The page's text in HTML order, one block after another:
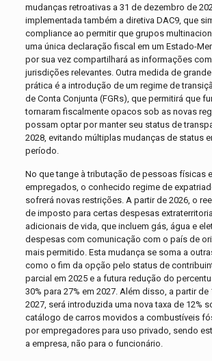
mudanças retroativas a 31 de dezembro de
implementada também a diretiva DAC9, que
compliance ao permitir que grupos
uma única declaração fiscal em um Estado-
por sua vez compartilhará as informações
jurisdições relevantes. Outra medida de
prática é a introdução de um regime de
de Conta Conjunta (FGRs), que permitirá que
tornaram fiscalmente opacos sob as novas
possam optar por manter seu status de
2028, evitando múltiplas mudanças de status
período.
No que tange à tributação de pessoas físicas
empregados, o conhecido regime de
sofrerá novas restrições. A partir de 2026, o
de imposto para certas despesas
adicionais de vida, que incluem gás, água e
despesas com comunicação com o país de
mais permitido. Esta mudança se soma a
como o fim da opção pelo status de
parcial em 2025 e a futura redução do
30% para 27% em 2027. Além disso, a partir de
2027, será introduzida uma nova taxa de 12%
catálogo de carros movidos a combustíveis
por empregadores para uso privado, sendo
a empresa, não para o funcionário.